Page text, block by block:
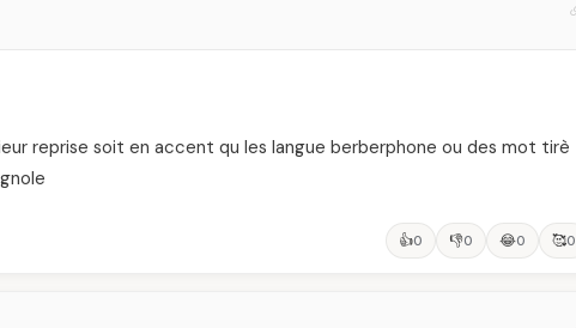
reprise soit en accent qu les langue berberphone ou des mot tirè
👍0 👎0 😂0 🥰0